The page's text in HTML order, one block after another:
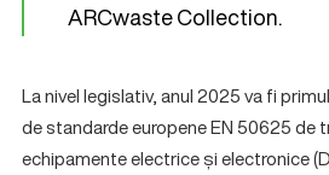
ARCwaste Collection.
La nivel legislativ, anul 2025 va fi
de standarde europene EN 50625 de
echipamente electrice și electronice